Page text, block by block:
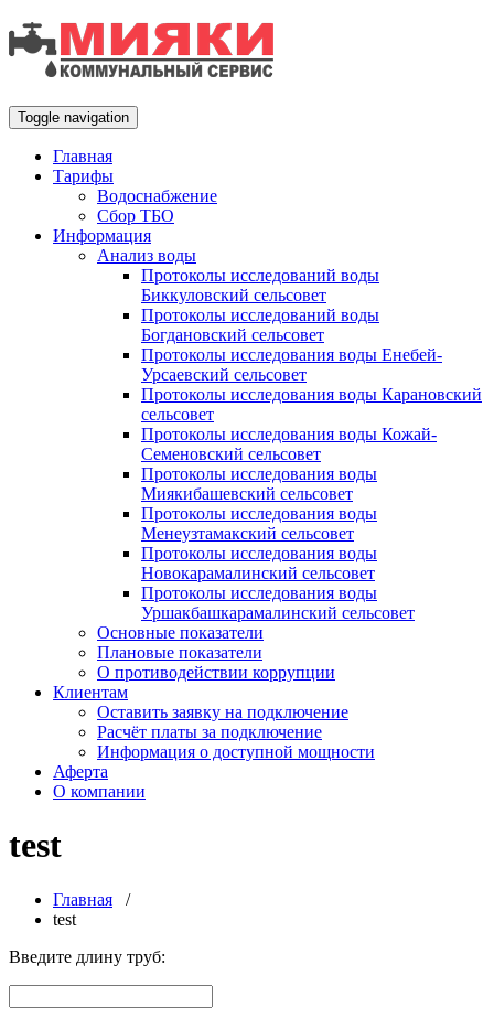
Toggle navigation
Главная
Тарифы
Водоснабжение
Сбор ТБО
Информация
Анализ воды
Протоколы исследований воды
Биккуловский сельсовет
Протоколы исследований воды
Богдановский сельсовет
Протоколы исследования воды Енебей-
Урсаевский сельсовет
Протоколы исследования воды Карановский
сельсовет
Протоколы исследования воды Кожай-
Семеновский сельсовет
Протоколы исследования воды
Миякибашевский сельсовет
Протоколы исследования воды
Менеузтамакский сельсовет
Протоколы исследования воды
Новокарамалинский сельсовет
Протоколы исследования воды
Уршакбашкарамалинский сельсовет
Основные показатели
Плановые показатели
О противодействии коррупции
Клиентам
Оставить заявку на подключение
Расчёт платы за подключение
Информация о доступной мощности
Аферта
О компании
test
Главная /
test
Введите длину труб: